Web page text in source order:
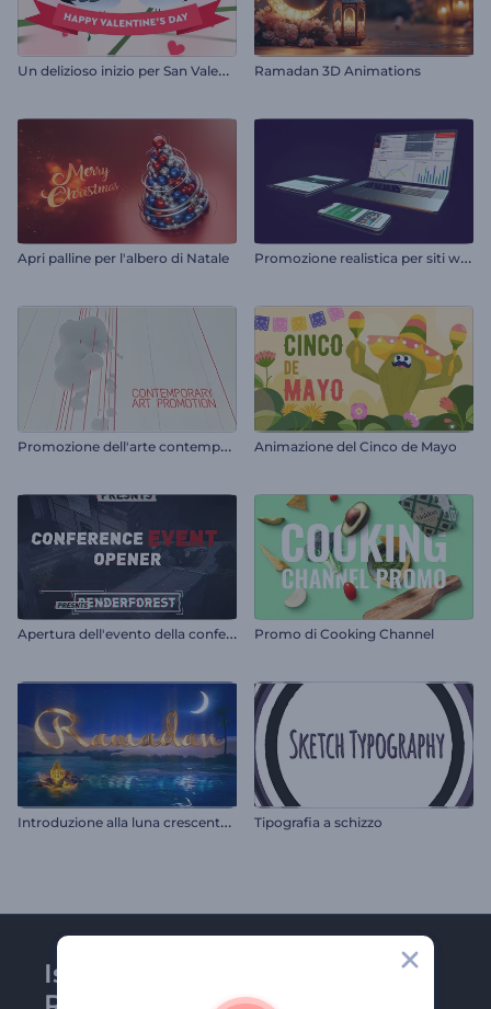
U
n delizioso inizio per San Valentino Ramadan 3D Animations
Apri palline per l'albero di Natale P
romozione realistica per siti web e dispositivi mobili
P
romozione dell'arte contemporanea Animazione del Cinco de Mayo
A
pertura dell'evento della conferenza Promo di Cooking Channel
I
ntroduzione alla luna crescente del Ramadan Tipografia a schizzo
Iscriviti alla newsletter di